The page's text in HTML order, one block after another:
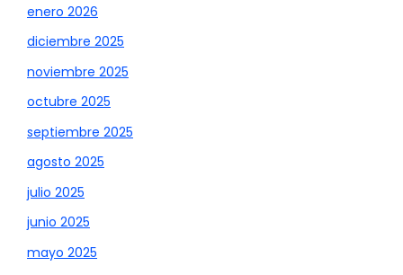
enero 2026
diciembre 2025
noviembre 2025
octubre 2025
septiembre 2025
agosto 2025
julio 2025
junio 2025
mayo 2025